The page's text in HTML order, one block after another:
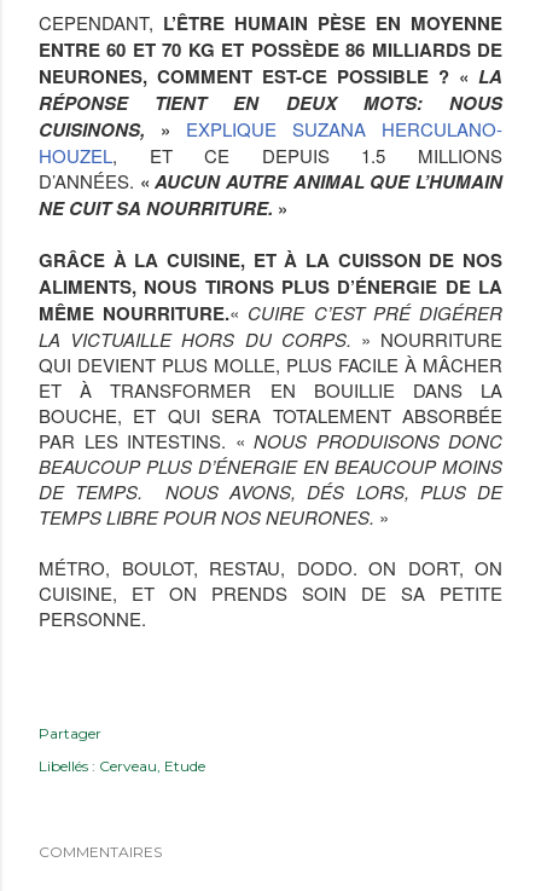
CEPENDANT, L’ÊTRE HUMAIN PÈSE EN MOYENNE
ENTRE 60 ET 70 KG ET POSSÈDE 86 MILLIARDS DE
NEURONES, COMMENT EST-CE POSSIBLE ? « LA
RÉPONSE TIENT EN DEUX MOTS: NOUS
CUISINONS, »
EXPLIQUE SUZANA HERCULANO-
HOUZEL, ET CE DEPUIS 1.5 MILLIONS
D’ANNÉES. « AUCUN AUTRE ANIMAL QUE L’HUMAIN
NE CUIT SA NOURRITURE. »
GRÂCE À LA CUISINE, ET À LA CUISSON DE NOS
ALIMENTS, NOUS TIRONS PLUS D’ÉNERGIE DE LA
MÊME NOURRITURE.« CUIRE C’EST PRÉ DIGÉRER
LA VICTUAILLE HORS DU CORPS. » NOURRITURE
QUI DEVIENT PLUS MOLLE, PLUS FACILE À MÂCHER
ET À TRANSFORMER EN BOUILLIE DANS LA
BOUCHE, ET QUI SERA TOTALEMENT ABSORBÉE
PAR LES INTESTINS. « NOUS PRODUISONS DONC
BEAUCOUP PLUS D’ÉNERGIE EN BEAUCOUP MOINS
DE TEMPS. NOUS AVONS, DÉS LORS, PLUS DE
TEMPS LIBRE POUR NOS NEURONES. »
MÉTRO, BOULOT, RESTAU, DODO. ON DORT, ON
CUISINE, ET ON PRENDS SOIN DE SA PETITE
PERSONNE.
Partager
Libellés : Cerveau Etude
COMMENTAIRES